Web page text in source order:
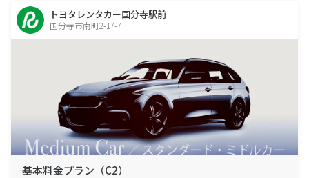
トヨタレンタカー国分寺駅前
国分寺市南町2-17-7
基本料金プラン（C2）